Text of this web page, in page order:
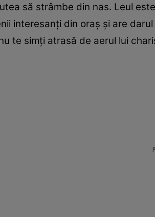
să strâmbe din nas. Leul
interesanţi din oraş şi are
te simţi atrasă de aerul lui